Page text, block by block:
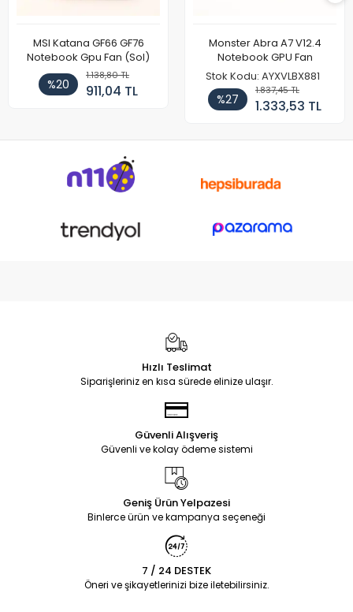
MSI Katana GF66 GF76
Notebook Gpu Fan (Sol)
%20
1.138,80 TL
911,04 TL
Monster Abra A7 V12.4
Notebook GPU Fan
Stok Kodu: AYXVLBX881
%27
1.837,45 TL
1.333,53 TL
Hızlı Teslimat
Siparişleriniz en kısa sürede elinize ulaşır.
Güvenli Alışveriş
Güvenli ve kolay ödeme sistemi
Geniş Ürün Yelpazesi
Binlerce ürün ve kampanya seçeneği
7 / 24 DESTEK
Öneri ve şikayetlerinizi bize iletebilirsiniz.